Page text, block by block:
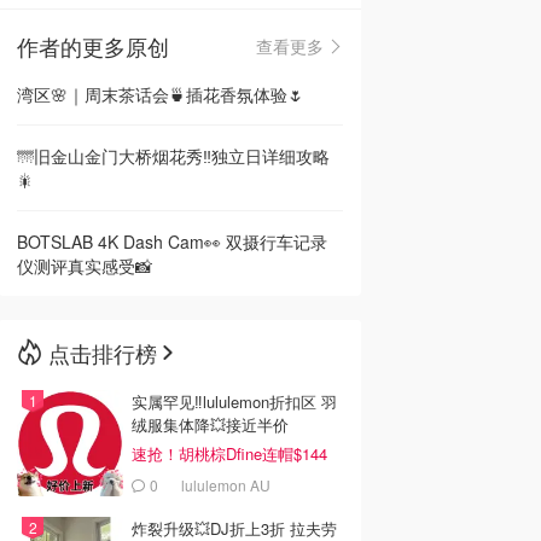
🇳🇿新西兰
作者的更多原创
查看更多
湾区🌸｜周末茶话会🍵插花香氛体验🌷
🌁旧金山金门大桥烟花秀‼️独立日详细攻略
🎇
BOTSLAB 4K Dash Cam👀 双摄行车记录
仪测评真实感受📸
点击排行榜
实属罕见‼️lululemon折扣区 羽
绒服集体降💥接近半价
速抢！胡桃棕Dfine连帽$144
0 lululemon AU
炸裂升级💥DJ折上3折 拉夫劳